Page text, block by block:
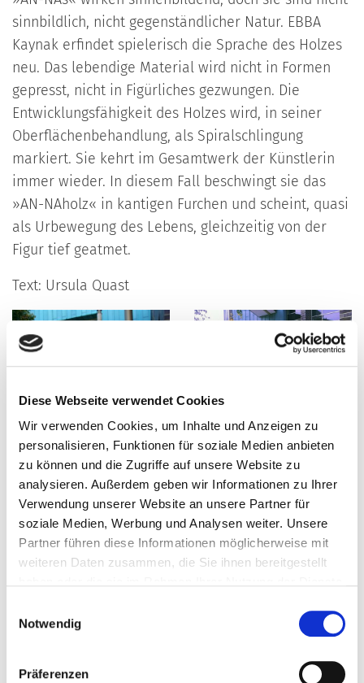
Diese Webseite verwendet Cookies
Wir verwenden Cookies, um Inhalte und Anzeigen zu
personalisieren, Funktionen für soziale Medien anbieten
zu können und die Zugriffe auf unsere Website zu
analysieren. Außerdem geben wir Informationen zu Ihrer
Verwendung unserer Website an unsere Partner für
soziale Medien, Werbung und Analysen weiter. Unsere
Partner führen diese Informationen möglicherweise mit
weiteren Daten zusammen, die Sie ihnen bereitgestellt
Notwendig
Präferenzen
sinnbildlich, nicht gegenständlicher Natur. EBBA
Kaynak erfindet spielerisch die Sprache des Holzes
neu. Das lebendige Material wird nicht in Formen
gepresst, nicht in Figürliches gezwungen. Die
Entwicklungsfähigkeit des Holzes wird, in seiner
Oberflächenbehandlung, als Spiralschlingung
markiert. Sie kehrt im Gesamtwerk der Künstlerin
immer wieder. In diesem Fall beschwingt sie das
»AN-NAholz« in kantigen Furchen und scheint, quasi
als Urbewegung des Lebens, gleichzeitig von der
Figur tief geatmet.
Text: Ursula Quast